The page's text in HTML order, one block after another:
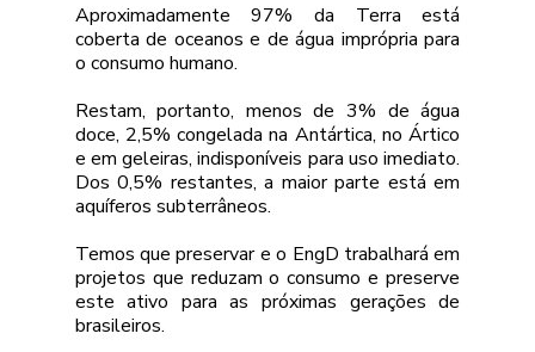
Aproximadamente 97% da Terra está
coberta de oceanos e de água imprópria para
o consumo humano.
Restam, portanto, menos de 3% de água
doce, 2,5% congelada na Antártica, no Ártico
e em geleiras, indisponíveis para uso imediato.
Dos 0,5% restantes, a maior parte está em
aquíferos subterrâneos.
Temos que preservar e o EngD trabalhará em
projetos que reduzam o consumo e preserve
este ativo para as próximas gerações de
brasileiros.